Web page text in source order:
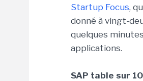
Startup Focus,
donné à vingt-
quelques
applications.
SAP table sur